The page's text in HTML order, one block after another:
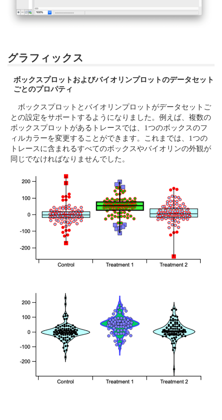
グラフィックス
ボックスプロットおよびバイオリンプロットのデータセット
ごとのプロパティ
ボックスプロットとバイオリンプロットがデータセットご
との設定をサポートするようになりました。例えば、複数の
ボックスプロットがあるトレースでは、1つのボックスのフ
ィルカラーを変更することができます。これまでは、1つの
トレースに含まれるすべてのボックスやバイオリンの外観が
同じでなければなりませんでした。